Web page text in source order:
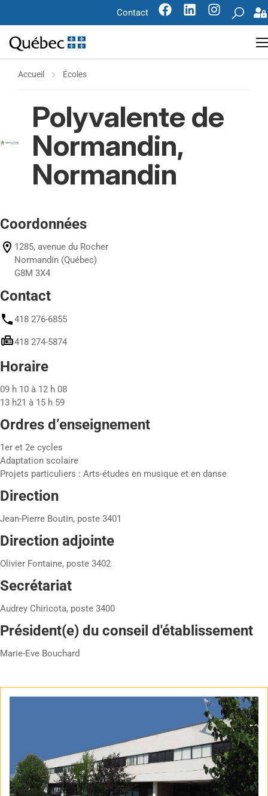
Contact
Accueil Écoles
Polyvalente de
Normandin,
Normandin
Coordonnées
1285, avenue du Rocher
Normandin (Québec)
G8M 3X4
Contact
418 276-6855
418 274-5874
Horaire
09 h 10 à 12 h 08
13 h21 à 15 h 59
Ordres d’enseignement
1er et 2e cycles
Adaptation scolaire
Projets particuliers : Arts-études en musique et en danse
Direction
Jean-Pierre Boutin, poste 3401
Direction adjointe
Olivier Fontaine, poste 3402
Secrétariat
Audrey Chiricota, poste 3400
Président(e) du conseil d'établissement
Marie-Eve Bouchard